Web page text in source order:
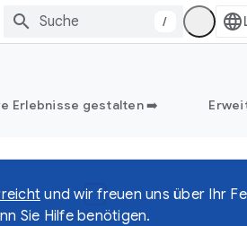
/
Erlebnisse gestalten ➡️
und wir freuen uns über Ihr
Sie Hilfe benötigen.